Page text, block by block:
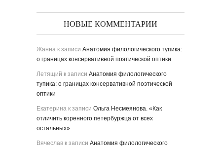
НОВЫЕ КОММЕНТАРИИ
Жанна к записи Анатомия филологического тупика:
о границах консервативной поэтической оптики
Летящий к записи Анатомия филологического
тупика: о границах консервативной поэтической
оптики
Екатерина к записи Ольга Несмеянова. «Как
отличить коренного петербуржца от всех
остальных»
Вячеслав к записи Анатомия филологического